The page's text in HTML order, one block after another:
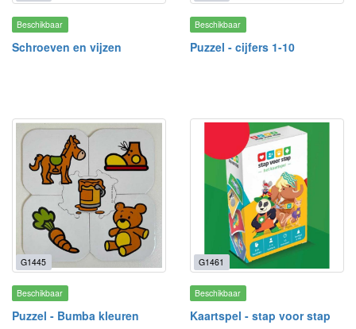
Beschikbaar
Schroeven en vijzen
Beschikbaar
Puzzel - cijfers 1-10
G1445
Beschikbaar
Puzzel - Bumba kleuren
G1461
Beschikbaar
Kaartspel - stap voor stap